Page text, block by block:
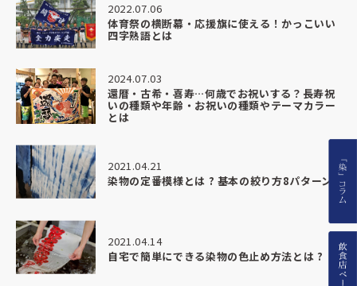
2022.07.06
体育祭の横断幕・応援旗に使える！かっこいい
四字熟語とは
2024.07.03
還暦・古希・喜寿…何歳でお祝いする？長寿祝
いの種類や年齢・お祝いの種類やテーマカラー
とは
2021.04.21
染物の定番模様とは ? 基本の絞り方8パターン
2021.04.14
自宅で簡単にできる染物の色止め方法とは ?